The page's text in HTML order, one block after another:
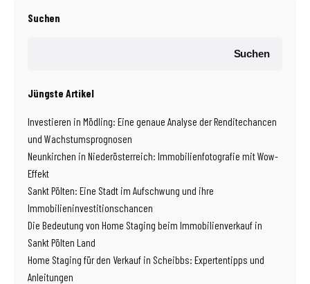
Suchen
Suchen
Jüngste Artikel
Investieren in Mödling: Eine genaue Analyse der Renditechancen
und Wachstumsprognosen
Neunkirchen in Niederösterreich: Immobilienfotografie mit Wow-
Effekt
Sankt Pölten: Eine Stadt im Aufschwung und ihre
Immobilieninvestitionschancen
Die Bedeutung von Home Staging beim Immobilienverkauf in
Sankt Pölten Land
Home Staging für den Verkauf in Scheibbs: Expertentipps und
Anleitungen